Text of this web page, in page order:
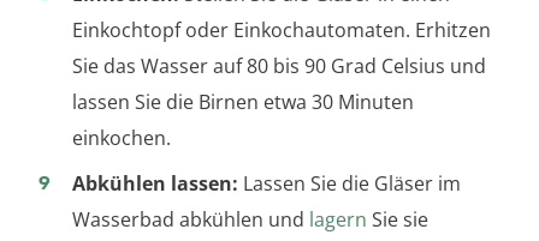
Einkochtopf oder Einkochautomaten. Erhitzen
Sie das Wasser auf 80 bis 90 Grad Celsius und
lassen Sie die Birnen etwa 30 Minuten
einkochen.
Abkühlen lassen: Lassen Sie die Gläser im
Wasserbad abkühlen und lagern Sie sie